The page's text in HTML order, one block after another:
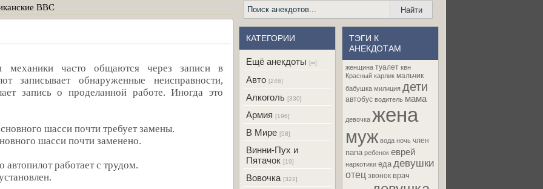
ВВС
часто общаются через записи в
записывает обнаруженные неисправности,
запись о проделанной работе. Иногда это
шасси почти требует замены.
шасси почти заменено.
работает с трудом.
КАТЕГОРИИ
Ещё анекдоты [∞]
Авто [246]
Алкоголь [330]
Армия [196]
В Мире [58]
Винни-Пух и
Пятачок [19]
Вовочка [322]
ТЭГИ К
АНЕКДОТАМ
женщина туалет квн
Красный карлик мальчик
бабушка милиция дети
автобус водитель мама
девочка жена
муж вода ночь член
папа ребенок еврей
наркотики еда девушки
отец звонок врач